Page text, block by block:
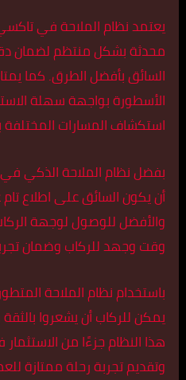
يعتمد نظام الملاحة في
محدثة بشكل منتظم لضمان
السائق بأفضل الطرق. كما
الأسطورة بواجهة سهلة
استكشاف المسارات
بفضل نظام الملاحة الذكي
أن يكون السائق على اطلاع
والأفضل للوصول لوجهة
وقت وجهد للركاب وضمان
باستخدام نظام الملاحة
يمكن للركاب أن يشعروا
هذا النظام جزءًا من
وتقديم تجربة رحلة ممتازة